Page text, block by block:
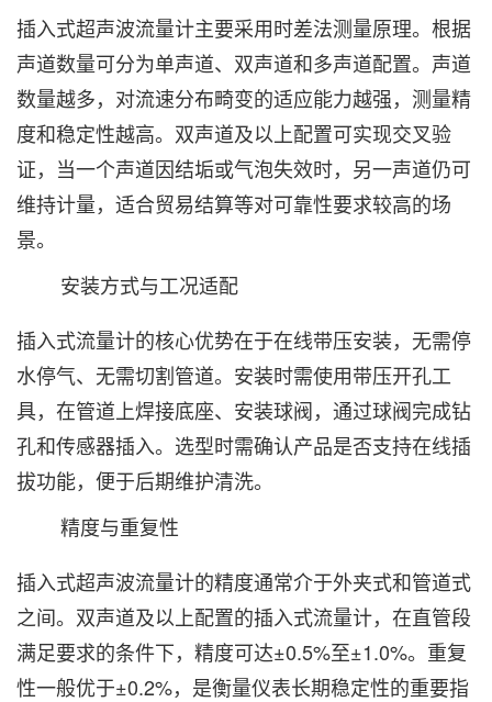
插入式超声波流量计主要采用时差法测量原理。根据
声道数量可分为单声道、双声道和多声道配置。声道
数量越多，对流速分布畸变的适应能力越强，测量精
度和稳定性越高。双声道及以上配置可实现交叉验
证，当一个声道因结垢或气泡失效时，另一声道仍可
维持计量，适合贸易结算等对可靠性要求较高的场
景。
安装方式与工况适配‌
插入式流量计的核心优势在于在线带压安装，无需停
水停气、无需切割管道。安装时需使用带压开孔工
具，在管道上焊接底座、安装球阀，通过球阀完成钻
孔和传感器插入。选型时需确认产品是否支持在线插
拔功能，便于后期维护清洗。
精度与重复性‌
插入式超声波流量计的精度通常介于外夹式和管道式
之间。双声道及以上配置的插入式流量计，在直管段
满足要求的条件下，精度可达±0.5%至±1.0%。重复
性一般优于±0.2%，是衡量仪表长期稳定性的重要指